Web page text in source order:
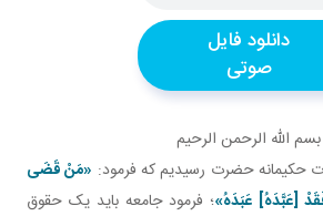
دانلود فایل
صوتی
بسم الله الرحمن الرحيم
«مَنْ قَضَى
[عَبَّدَهُ‏] عَبَدَهُ‏»؛ فرمود جامعه بايد يک حقوق